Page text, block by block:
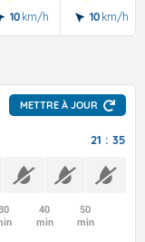
10 km/h 10 km/h
METTRE À JOUR
21 : 35
40
min
50
min